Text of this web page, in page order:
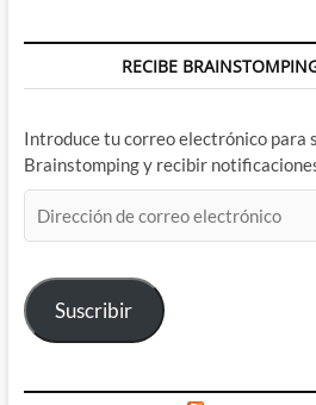
RECIBE
Introduce tu correo electrónico para
Brainstomping y recibir
de
electrónico
Suscribir